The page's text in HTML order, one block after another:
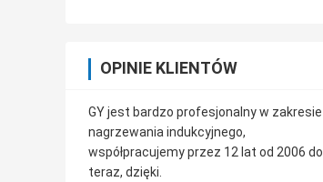
OPINIE KLIENTÓW
GY jest bardzo profesjonalny w zakresie
nagrzewania indukcyjnego,
współpracujemy przez 12 lat od 2006 do
teraz, dzięki.